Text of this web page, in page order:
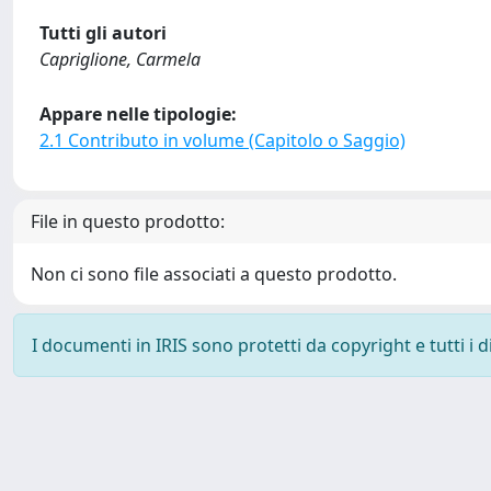
Tutti gli autori
Capriglione, Carmela
Appare nelle tipologie:
2.1 Contributo in volume (Capitolo o Saggio)
File in questo prodotto:
Non ci sono file associati a questo prodotto.
I documenti in IRIS sono protetti da copyright e tutti i